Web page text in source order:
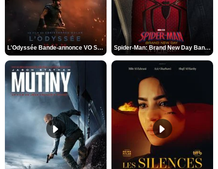
L'Odyssée Bande-annonce VO STFR Spider-Man: Brand New Day Bande-annonce VO STFR